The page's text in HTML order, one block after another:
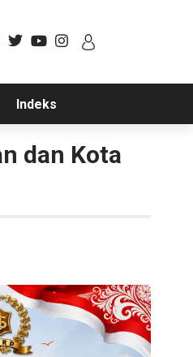
Indeks
dan Kota